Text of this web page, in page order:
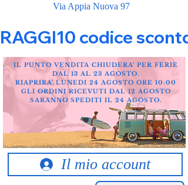
Via Appia Nuova 97
RAGGI10 codice
Il mio account
IL PUNTO VENDITA CHIUDERA' PER FERIE
DAL 13 AL 23 AGOSTO.
RIAPRIRA' LUNEDI 24 AGOSTO ORE 10:00
GLI ORDINI RICEVUTI DAL 12 AGOSTO
SARANNO SPEDITI IL 24 AGOSTO.